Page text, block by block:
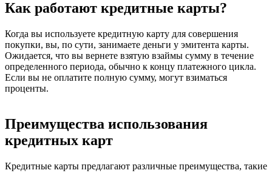
Как работают кредитные карты?
Когда вы используете кредитную карту для совершения
покупки, вы, по сути, занимаете деньги у эмитента карты.
Ожидается, что вы вернете взятую взаймы сумму в течение
определенного периода, обычно к концу платежного цикла.
Если вы не оплатите полную сумму, могут взиматься
проценты.
Преимущества использования
кредитных карт
Кредитные карты предлагают различные преимущества, такие